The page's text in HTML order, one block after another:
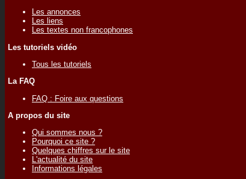
Les annonces
Les liens
Les textes non francophones
Les tutoriels vidéo
Tous les tutoriels
La FAQ
FAQ : Foire aux questions
A propos du site
Qui sommes nous ?
Pourquoi ce site ?
Quelques chiffres sur le site
L'actualité du site
Informations légales